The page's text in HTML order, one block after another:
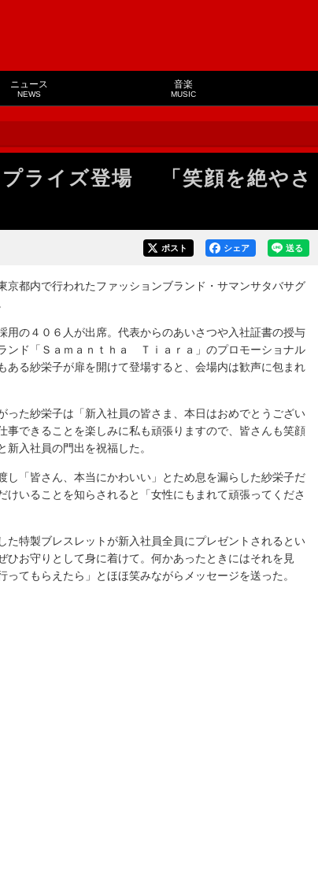
ニュース
NEWS
音楽
MUSIC
プライズ登場 「笑顔を絶やさ
送る
シェア
ポスト
都内で行われたファッションブランド・サマンサタバサグ
の４０６人が出席。代表からのあいさつや入社証書の授与
ンド「Ｓａｍａｎｔｈａ Ｔｉａｒａ」のプロモーショナル
ある紗栄子が扉を開けて登場すると、会場内は歓声に包まれ
た紗栄子は「新入社員の皆さま、本日はおめでとうござい
事できることを楽しみに私も頑張りますので、皆さんも笑顔
入社員の門出を祝福した。
「皆さん、本当にかわいい」とため息を漏らした紗栄子だ
けいることを知らされると「女性にもまれて頑張ってくださ
特製ブレスレットが新入社員全員にプレゼントされるとい
ひお守りとして身に着けて。何かあったときにはそれを見
てもらえたら」とほほ笑みながらメッセージを送った。